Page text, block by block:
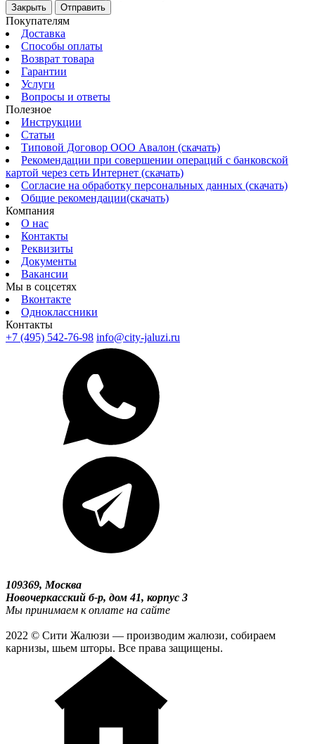
Закрыть Отправить
Покупателям
Доставка
Способы оплаты
Возврат товара
Гарантии
Услуги
Вопросы и ответы
Полезное
Инструкции
Статьи
Типовой Договор ООО Авалон (скачать)
Рекомендации при совершении операций с банковской
картой через сеть Интернет (скачать)
Согласие на обработку персональных данных (скачать)
Общие рекомендации(скачать)
Компания
О нас
Контакты
Реквизиты
Документы
Вакансии
Мы в соцсетях
Вконтакте
Одноклассники
Контакты
+7 (495) 542-76-98 info@city-jaluzi.ru
109369, Москва
Новочеркасский б-р, дом 41, корпус 3
Мы принимаем к оплате на сайте
2022 © Сити Жалюзи — производим жалюзи, собираем
карнизы, шьем шторы. Все права защищены.